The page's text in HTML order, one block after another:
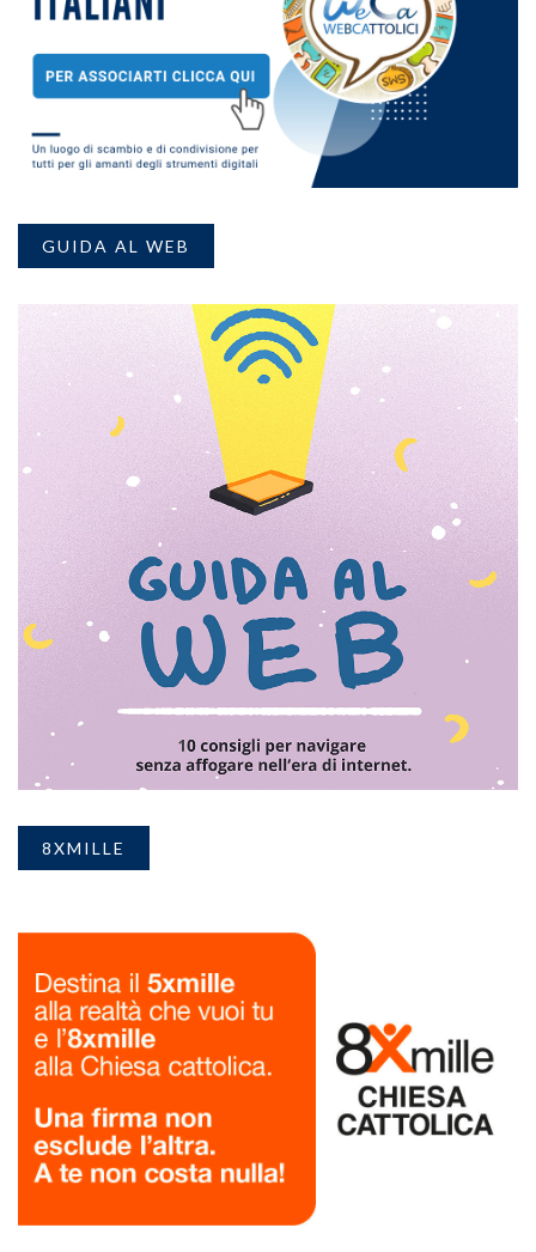
GUIDA AL WEB
8XMILLE